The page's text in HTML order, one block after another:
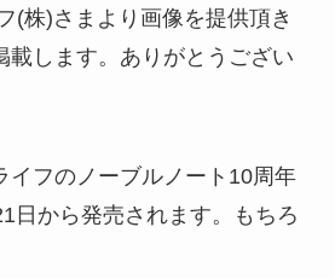
(株)さまより画像を提供頂き
載します。ありがとうござい
イフのノーブルノート10周年
日から発売されます。もちろ